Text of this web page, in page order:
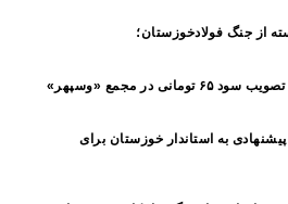
از جنگ فولادخوزستان؛
در مجمع «وسپهر»
به استاندار خوزستان برای